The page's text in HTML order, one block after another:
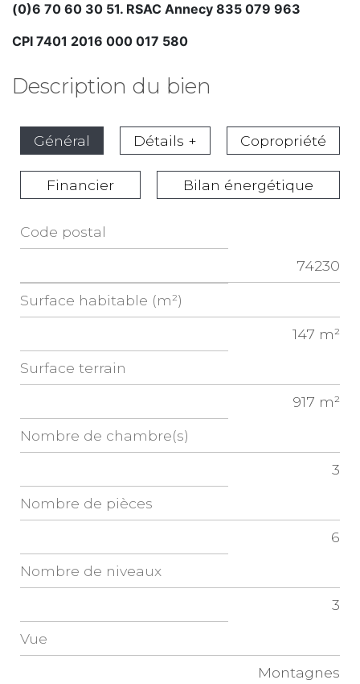
(0)6 70 60 30 51. RSAC Annecy 835 079 963
CPI 7401 2016 000 017 580
Description du bien
Général Détails + Copropriété
Financier Bilan énergétique
Label
Code postal
74230
Surface habitable (m²)
147 m²
surface terrain
917 m²
Nombre de chambre(s)
3
Nombre de pièces
6
Nombre de niveaux
3
Vue
Montagnes